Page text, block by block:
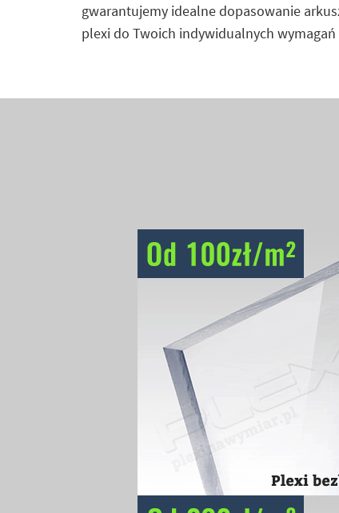
gwarantujemy idealne dopasowanie
plexi do Twoich indywidualnych wymagań